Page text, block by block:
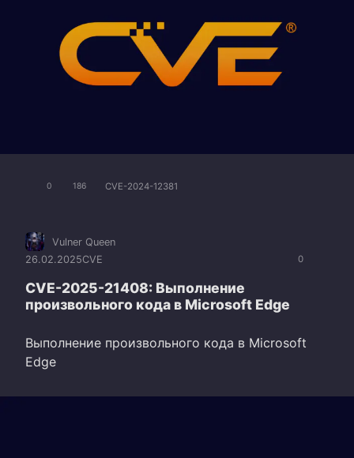
0 186 CVE-2024-12381
0
Vulner Queen
26.02.2025CVE
CVE-2025-21408: Выполнение
произвольного кода в Microsoft Edge
Выполнение произвольного кода в Microsoft
Edge